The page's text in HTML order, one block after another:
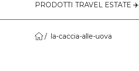
PRODOTTI TRAVEL ESTATE ✈️
la-caccia-alle-uova